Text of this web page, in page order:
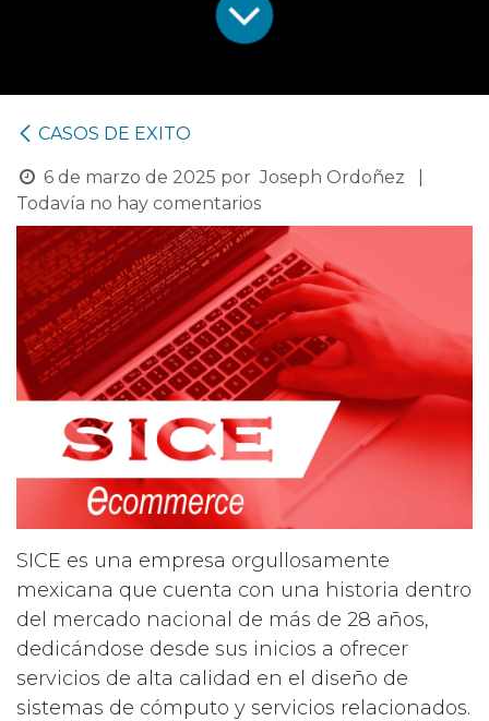
CASOS DE EXITO
6 de marzo de 2025 por Joseph Ordoñez
Todavía no hay comentarios
SICE es una empresa orgullosamente
mexicana que cuenta con una historia dentro
del mercado nacional de más de 28 años,
dedicándose desde sus inicios a ofrecer
servicios de alta calidad en el diseño de
sistemas de cómputo y servicios relacionados.